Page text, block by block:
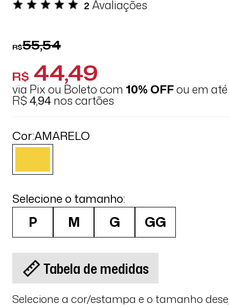
2 Avaliações
R$55,54
R$ 44,49
via Pix ou Boleto com 10% OFFou em
R$4,94nos cartões
Cor:AMARELO
Selecione o tamanho:
P M G GG
Tabela de medidas
Selecione a cor/estampa e o tamanho